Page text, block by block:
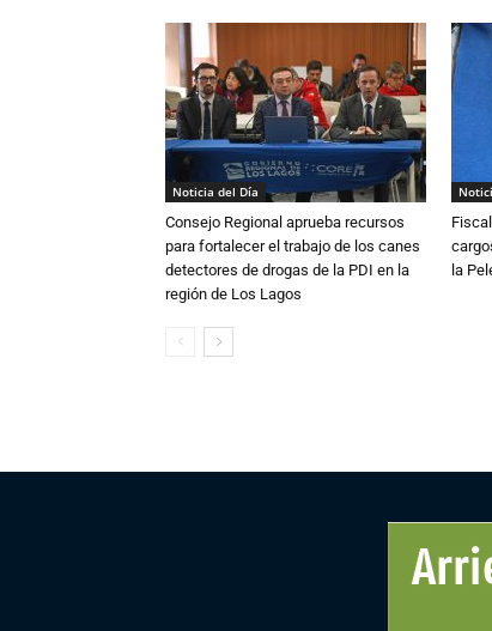
Noticia del Día
Consejo Regional aprueba recursos
para fortalecer el trabajo de los canes
detectores de drogas de la PDI en la
región de Los Lagos
la